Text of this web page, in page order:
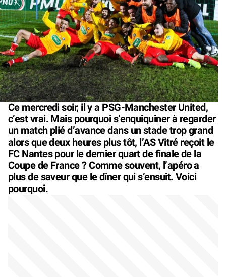
Ce mercredi soir, il y a PSG-Manchester United,
c’est vrai. Mais pourquoi s’enquiquiner à regarder
un match plié d’avance dans un stade trop grand
alors que deux heures plus tôt, l’AS Vitré reçoit le
FC Nantes pour le dernier quart de finale de la
Coupe de France ? Comme souvent, l’apéro a
plus de saveur que le dîner qui s’ensuit. Voici
pourquoi.